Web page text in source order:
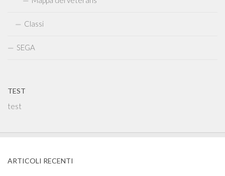
Classi
SEGA
TEST
test
ARTICOLI RECENTI